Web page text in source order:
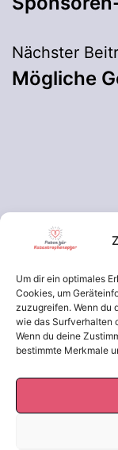
Um dir ein optimales
Cookies, um
zuzugreifen. Wenn du
wie das Surfverhalten
Wenn du deine
bestimmte Merkmale
Nächster
Mögliche
Impressum
Cookie-